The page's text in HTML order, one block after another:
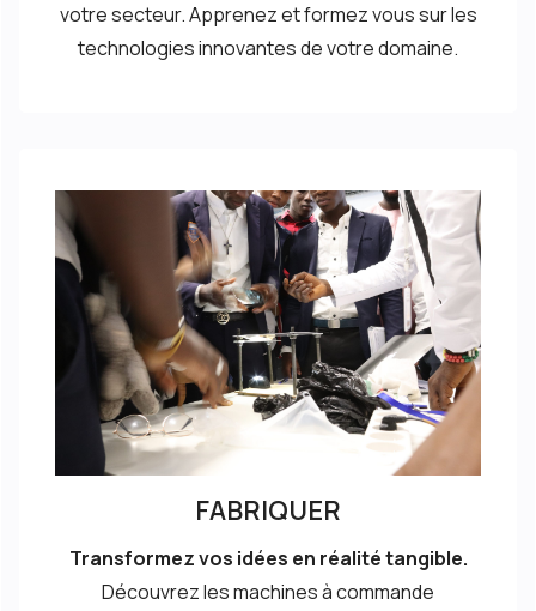
votre secteur. Apprenez et formez vous sur les
technologies innovantes de votre domaine.
FABRIQUER
Transformez vos idées en réalité tangible.
Découvrez les machines à commande